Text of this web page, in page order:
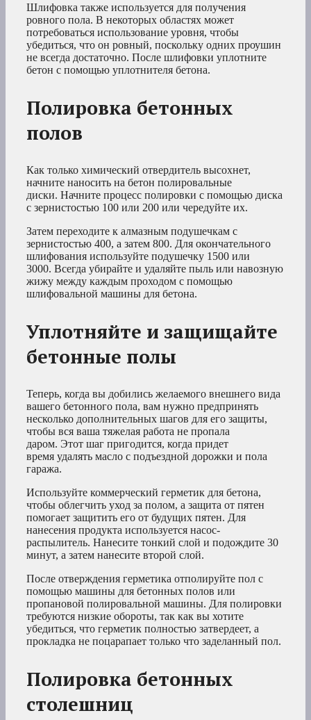
Шлифовка также используется для получения
ровного пола. В некоторых областях может
потребоваться использование уровня, чтобы
убедиться, что он ровный, поскольку одних проушин
не всегда достаточно. После шлифовки уплотните
бетон с помощью уплотнителя бетона.
Полировка бетонных
полов
Как только химический отвердитель высохнет,
начните наносить на бетон полировальные
диски. Начните процесс полировки с помощью диска
с зернистостью 100 или 200 или чередуйте их.
Затем переходите к алмазным подушечкам с
зернистостью 400, а затем 800. Для окончательного
шлифования используйте подушечку 1500 или
3000. Всегда убирайте и удаляйте пыль или навозную
жижу между каждым проходом с помощью
шлифовальной машины для бетона.
Уплотняйте и защищайте
бетонные полы
Теперь, когда вы добились желаемого внешнего вида
вашего бетонного пола, вам нужно предпринять
несколько дополнительных шагов для его защиты,
чтобы вся ваша тяжелая работа не пропала
даром. Этот шаг пригодится, когда придет
время удалять масло с подъездной дорожки и пола
гаража.
Используйте коммерческий герметик для бетона,
чтобы облегчить уход за полом, а защита от пятен
помогает защитить его от будущих пятен. Для
нанесения продукта используется насос-
распылитель. Нанесите тонкий слой и подождите 30
минут, а затем нанесите второй слой.
После отверждения герметика отполируйте пол с
помощью машины для бетонных полов или
пропановой полировальной машины. Для полировки
требуются низкие обороты, так как вы хотите
убедиться, что герметик полностью затвердеет, а
прокладка не поцарапает только что заделанный пол.
Полировка бетонных
столешниц